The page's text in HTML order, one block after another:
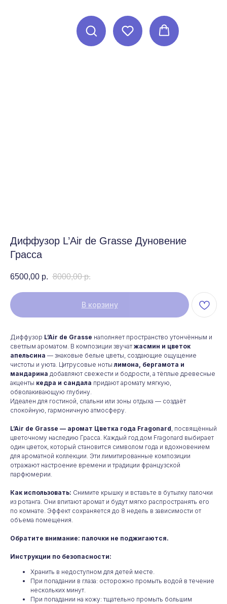
Диффузор L’Air de Grasse Дуновение
Грасса
6500,00 р. 8000,00 р.
В корзину
Диффузор L’Air de Grasse наполняет пространство утончённым и
светлым ароматом. В композиции звучат жасмин и цветок
апельсина — знаковые белые цветы, создающие ощущение
чистоты и уюта. Цитрусовые нотылимона, бергамота и
мандарина добавляют свежести и бодрости, а тёплые древесные
акценты кедра и сандала придают аромату мягкую,
обволакивающую глубину.
Идеален для гостиной, спальни или зоны отдыха — создаёт
спокойную, гармоничную атмосферу.
L’Air de Grasse — аромат Цветка года Fragonard, посвящённый
цветочному наследию Грасса. Каждый год дом Fragonard выбирает
один цветок, который становится символом года и вдохновением
для ароматной коллекции. Эти лимитированные композиции
отражают настроение времени и традиции французской
парфюмерии.
Как использовать: Снимите крышку и вставьте в бутылку палочки
из ротанга. Они впитают аромат и будут мягко распространять его
по комнате. Эффект сохраняется до 8 недель в зависимости от
объема помещения.
Обратите внимание: палочки не поджигаются.
Инструкции по безопасности:
Хранить в недоступном для детей месте.
При попадании в глаза: осторожно промыть водой в течение
нескольких минут.
При попадании на кожу: тщательно промыть большим